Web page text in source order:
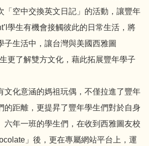
「空中交換英文日記」的活動，讓豐年
學生有機會接觸彼此的日常生活，將
子生活中，讓台灣與美國西雅圖
更了解雙方文化，藉此拓展豐年學子
化意涵的媽祖玩偶，不僅拉進了豐年
的距離，更提昇了豐年學生們對於自身
六年一班的學生們，在收到西雅圖友校
」後，更在專屬網站平台上，運